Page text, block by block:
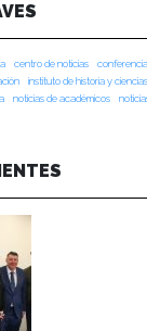
centro de noticias
instituto de historia y
noticias de académicos